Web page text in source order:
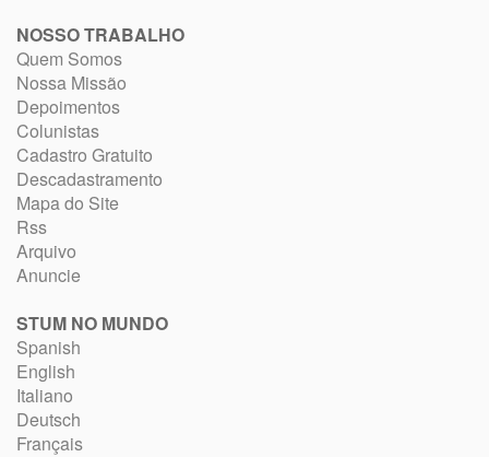
NOSSO TRABALHO
Quem Somos
Nossa Missão
Depoimentos
Colunistas
Cadastro Gratuito
Descadastramento
Mapa do Site
Rss
Arquivo
Anuncie
STUM NO MUNDO
Spanish
English
Italiano
Deutsch
Français